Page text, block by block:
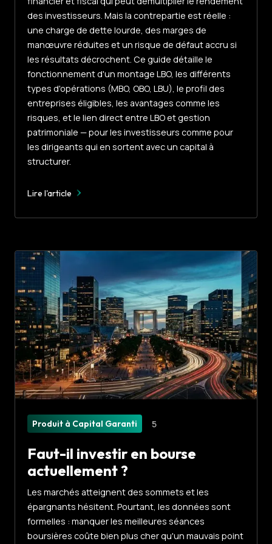
des investisseurs. Mais la contrepartie est réelle :
une charge de dette lourde, des marges de
manœuvre réduites et un risque de défaut accru si
les résultats décrochent. Ce guide détaille le
fonctionnement d'un montage LBO, les différents
types d'opérations (MBO, OBO, LBU), le profil des
entreprises éligibles, les avantages comme les
risques, et le lien direct entre LBO et gestion
patrimoniale — pour les investisseurs comme pour
les dirigeants qui en sortent avec un capital à
structurer.
Lire l'article
Produit à Capital Garanti 5
Faut-il investir en bourse
actuellement ?
Les marchés atteignent des sommets et les
épargnants hésitent. Pourtant, les données sont
formelles : manquer les meilleures séances
boursières coûte bien plus cher qu'un mauvais point